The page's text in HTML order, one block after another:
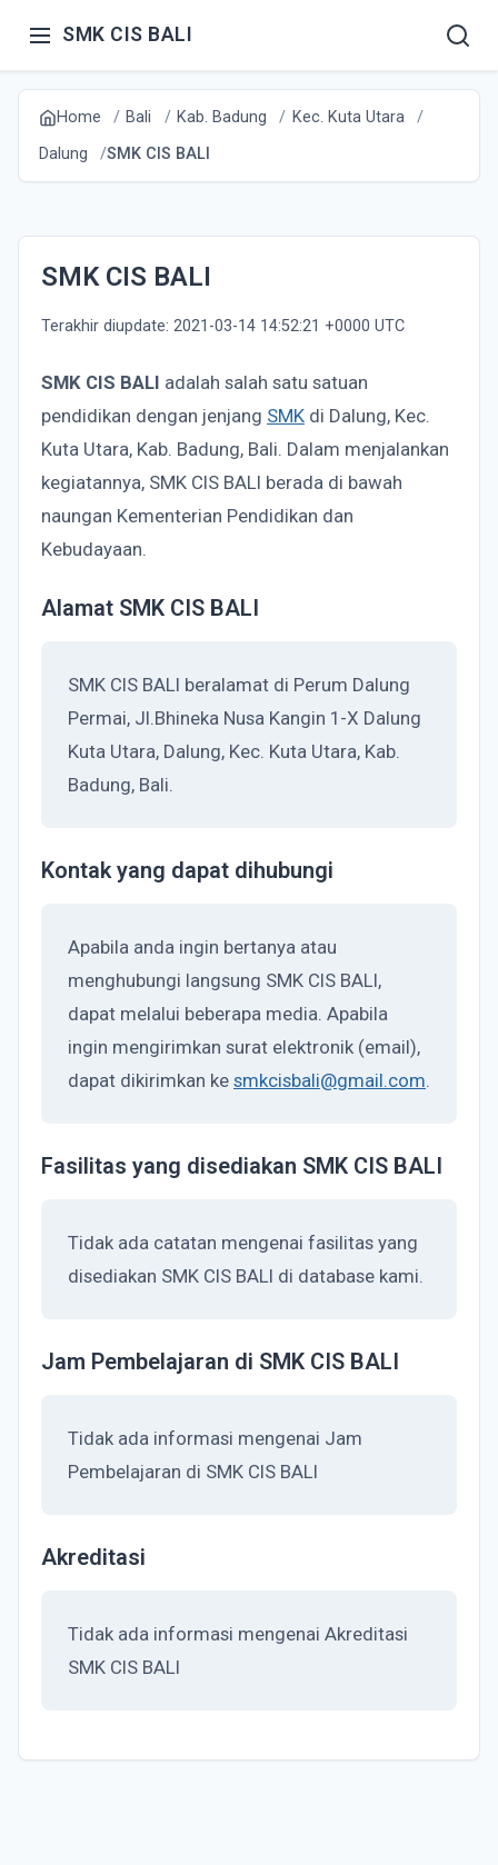
SMK CIS BALI
Home Bali Kab. Badung
Kec. Kuta Utara
Dalung
SMK CIS BALI
SMK CIS BALI
Terakhir diupdate: 2021-03-14 14:52:21 +0000 UTC
SMK CIS BALI adalah salah satu satuan
pendidikan dengan jenjang SMK di Dalung, Kec.
Kuta Utara, Kab. Badung, Bali. Dalam menjalankan
kegiatannya, SMK CIS BALI berada di bawah
naungan Kementerian Pendidikan dan
Kebudayaan.
Alamat SMK CIS BALI
SMK CIS BALI beralamat di Perum Dalung
Permai, Jl.Bhineka Nusa Kangin 1-X Dalung
Kuta Utara, Dalung, Kec. Kuta Utara, Kab.
Badung, Bali.
Kontak yang dapat dihubungi
Apabila anda ingin bertanya atau
menghubungi langsung SMK CIS BALI,
dapat melalui beberapa media. Apabila
ingin mengirimkan surat elektronik (email),
dapat dikirimkan ke smkcisbali@gmail.com.
Fasilitas yang disediakan SMK CIS BALI
Tidak ada catatan mengenai fasilitas yang
disediakan SMK CIS BALI di database kami.
Jam Pembelajaran di SMK CIS BALI
Tidak ada informasi mengenai Jam
Pembelajaran di SMK CIS BALI
Akreditasi
Tidak ada informasi mengenai Akreditasi
SMK CIS BALI